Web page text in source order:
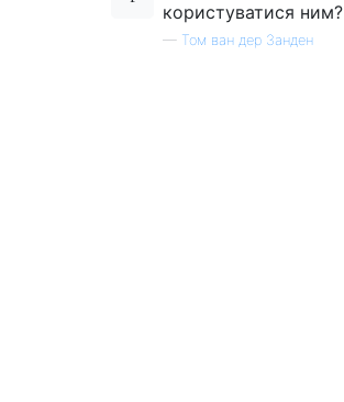
користуватися ним?
— Том ван дер Занден